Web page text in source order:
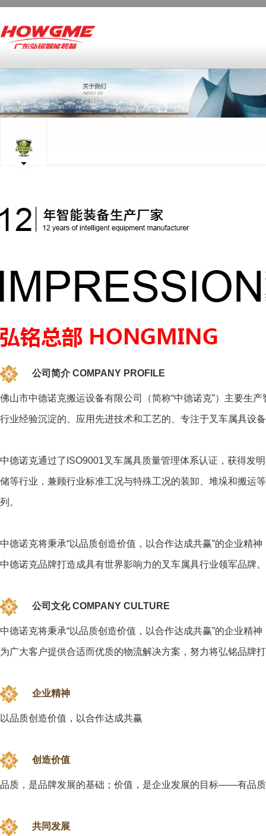
公司简介 COMPANY PROFILE
佛山市中德诺克搬运设备有限公司（简称“中德诺克”）主要生
行业经验沉淀的、应用先进技术和工艺的、专注于叉车属具设
中德诺克通过了ISO9001叉车属具质量管理体系认证，获得发
储等行业，兼顾行业标准工况与特殊工况的装卸、堆垛和搬运
列。
中德诺克将秉承“以品质创造价值，以合作达成共赢”的企业精
中德诺克品牌打造成具有世界影响力的叉车属具行业领军品牌。
公司文化 COMPANY CULTURE
中德诺克将秉承“以品质创造价值，以合作达成共赢”的企业精
为广大客户提供合适而优质的物流解决方案，努力将弘铭品牌
企业精神
以品质创造价值，以合作达成共赢
创造价值
品质，是品牌发展的基础；价值，是企业发展的目标——有品
共同发展